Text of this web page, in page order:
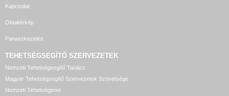
Kapcsolat
Oldaltérkép
Panaszkezelés
TEHETSÉGSEGÍTŐ SZERVEZETEK
Nemzeti Tehetségsegítő Tanács
Magyar Tehetségsegítő Szervezetek Szövetsége
Nemzeti Tehetségpont